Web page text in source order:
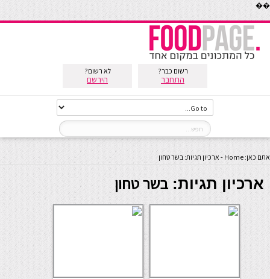
��
רשום כבר?
התחבר
לא רשום?
הירשם
אתם כאן: Home
-ארכיון תגיות: בשר טחון
ארכיון תגיות:בשר טחון